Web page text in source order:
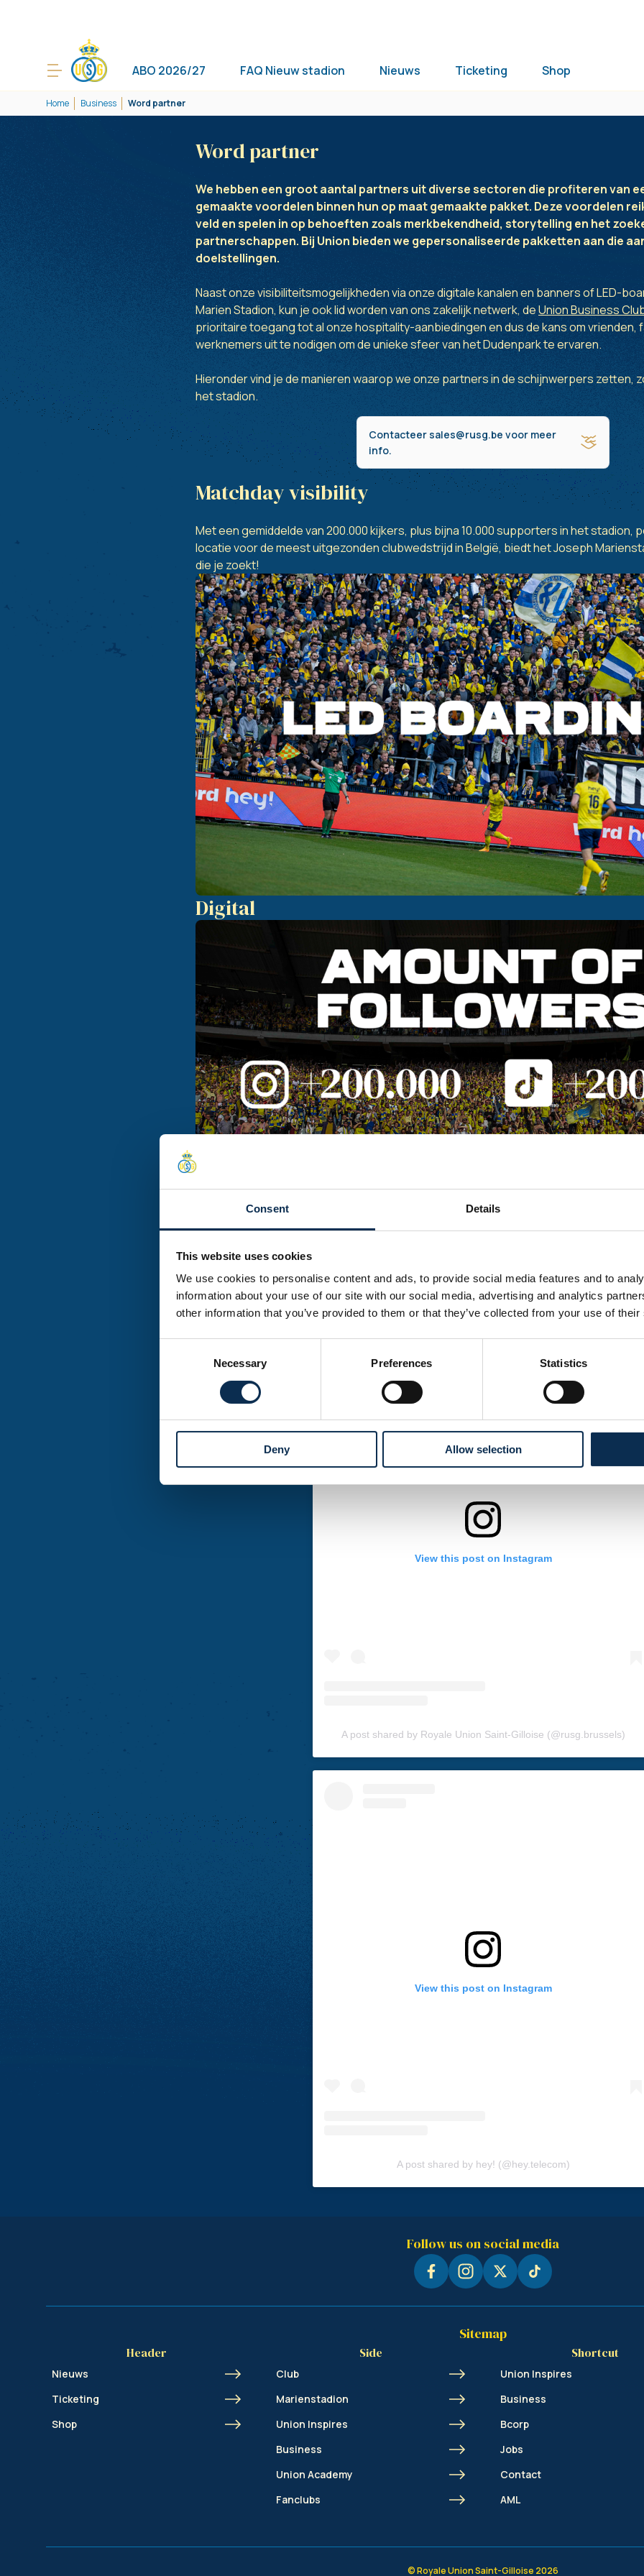
Consent Details
This website uses cookies
We use cookies to personalise content and ads, to provide social media features and to
information about your use of our site with our social media, advertising and analytics
other information that you’ve provided to them or that they’ve collected from your use of
Necessary Preferences Statistics
Deny Allow selection
ABO 2026/27 FAQ Nieuw stadion Nieuws Ticketing Shop
Home Business Word partner
Word partner
We hebben een groot aantal partners uit diverse sectoren die profiteren van
gemaakte voordelen binnen hun op maat gemaakte pakket. Deze voordelen
veld en spelen in op behoeften zoals merkbekendheid, storytelling en het
partnerschappen. Bij Union bieden we gepersonaliseerde pakketten aan die
doelstellingen.
Naast onze visibiliteitsmogelijkheden via onze digitale kanalen en banners of LED-
Marien Stadion, kun je ook lid worden van ons zakelijk netwerk, deUnion Business
prioritaire toegang tot al onze hospitality-aanbiedingen en dus de kans om vrienden,
werknemers uit te nodigen om de unieke sfeer van het Dudenpark te ervaren.
Hieronder vind je de manieren waarop we onze partners in de schijnwerpers zetten,
het stadion.
Contacteer sales@rusg.be voor meer
info.
Matchday visibility
Met een gemiddelde van 200.000 kijkers, plus bijna 10.000 supporters in het stadion,
locatie voor de meest uitgezonden clubwedstrijd in België, biedt het Joseph
die je zoekt!
Digital
Onze gepassioneerde en diverse fanbase is ongeëvenaard in België en vindt diepe
betrokkenheid via onze levendige social media-kanalen. Elke post die we delen
enthousiaste reacties van onze toegewijde gemeenschap van supporters. Het is
en interactie die we graag willen uitbreiden naar onze gewaardeerde partners.
View this post on Instagram
A post shared by Royale Union Saint-Gilloise (@rusg.brussels)
View this post on Instagram
A post shared by hey! (@hey.telecom)
Follow us on social media
Sitemap
Header
Nieuws
Ticketing
Shop
Side
Club
Marienstadion
Union Inspires
Business
Union Academy
Fanclubs
Shortcut
Union Inspires
Business
Bcorp
Jobs
Contact
AML
© Royale Union Saint-Gilloise 2026